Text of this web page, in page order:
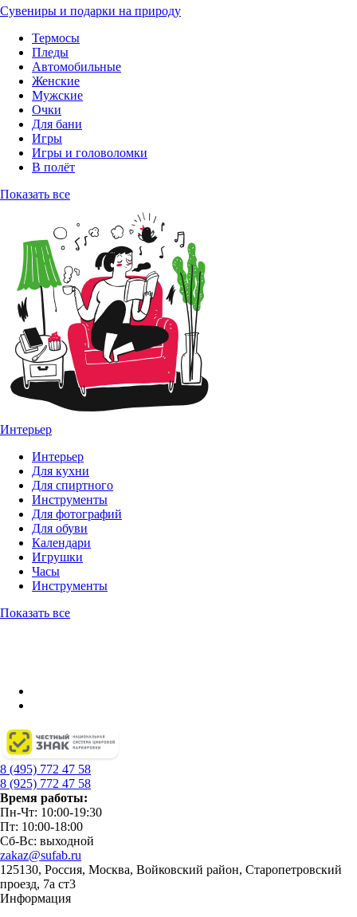
Сувениры и подарки на природу
Термосы
Пледы
Автомобильные
Женские
Мужские
Очки
Для бани
Игры
Игры и головоломки
В полёт
Показать все
Интерьер
Интерьер
Для кухни
Для спиртного
Инструменты
Для фотографий
Для обуви
Календари
Игрушки
Часы
Инструменты
Показать все
8 (495) 772 47 58
8 (925) 772 47 58
Время работы:
Пн-Чт: 10:00-19:30
Пт: 10:00-18:00
Сб-Вс: выходной
zakaz@sufab.ru
125130, Россия, Москва, Войковский район, Старопетровский
проезд, 7а ст3
Информация